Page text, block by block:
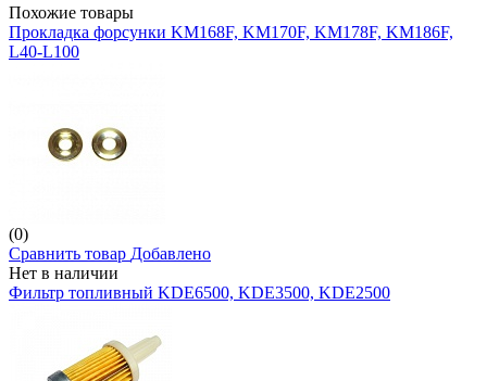
Похожие товары
Прокладка форсунки KM168F, KM170F, KM178F, KM186F,
L40-L100
(0)
Сравнить товар Добавлено
Нет в наличии
Фильтр топливный KDE6500, KDE3500, KDE2500